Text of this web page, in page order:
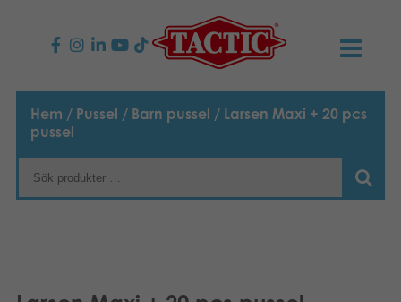
PRODUKTER
Barnspel
NYHETER
TACTIC
Hem / Pussel / Barn pussel / Larsen Maxi + 20 pcs
pussel